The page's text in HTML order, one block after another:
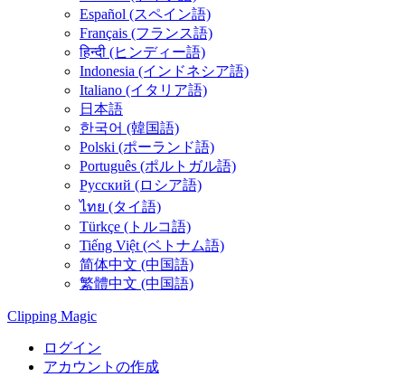
Español (スペイン語)
Français (フランス語)
हिन्दी (ヒンディー語)
Indonesia (インドネシア語)
Italiano (イタリア語)
日本語
한국어 (韓国語)
Polski (ポーランド語)
Português (ポルトガル語)
Русский (ロシア語)
ไทย (タイ語)
Türkçe (トルコ語)
Tiếng Việt (ベトナム語)
简体中文 (中国語)
繁體中文 (中国語)
Clipping Magic
ログイン
アカウントの作成